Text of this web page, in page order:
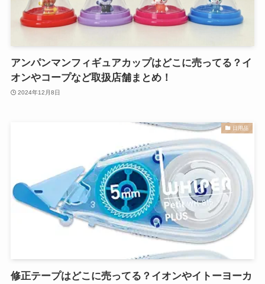
アンパンマンフィギュアカップはどこに売ってる？イ
オンやコープなど取扱店舗まとめ！
2024年12月8日
日用品
修正テープはどこに売ってる？イオンやイトーヨーカ